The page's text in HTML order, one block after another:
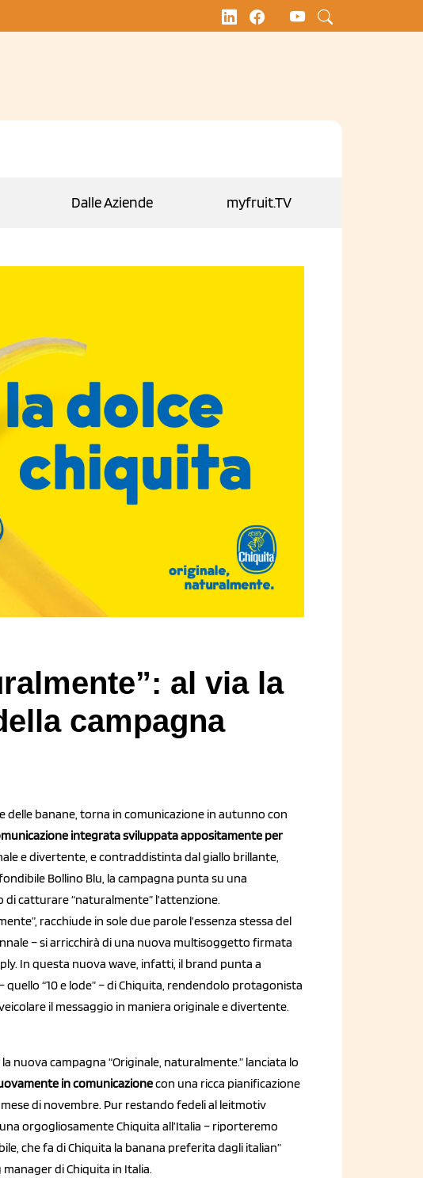
Dalle Aziende myfruit.TV
al via la
campagna
delle banane, torna in comunicazione in autunno con
integrata sviluppata appositamente per
e divertente, e contraddistinta dal giallo brillante,
Bollino Blu, la campagna punta su una
catturare “naturalmente” l’attenzione.
racchiude in sole due parole l’essenza stessa del
– si arricchirà di una nuova multisoggetto firmata
In questa nuova wave, infatti, il brand punta a
“10 e lode” – di Chiquita, rendendolo protagonista
il messaggio in maniera originale e divertente.
nuova campagna “Originale, naturalmente.” lanciata lo
in comunicazionecon una ricca pianificazione
di novembre. Pur restando fedeli al leitmotiv
orgogliosamente Chiquita all’Italia – riporteremo
che fa di Chiquita la banana preferita dagli italian”
di Chiquita in Italia.